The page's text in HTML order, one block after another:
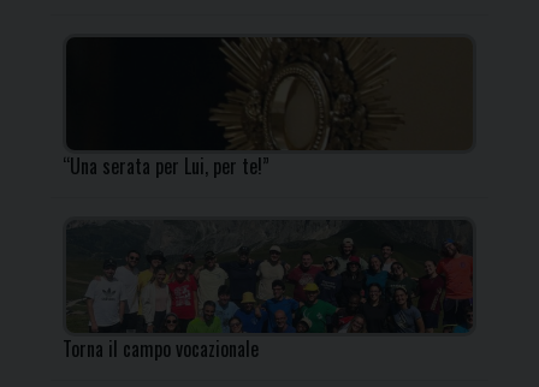
“Una serata per Lui, per te!”
Torna il campo vocazionale